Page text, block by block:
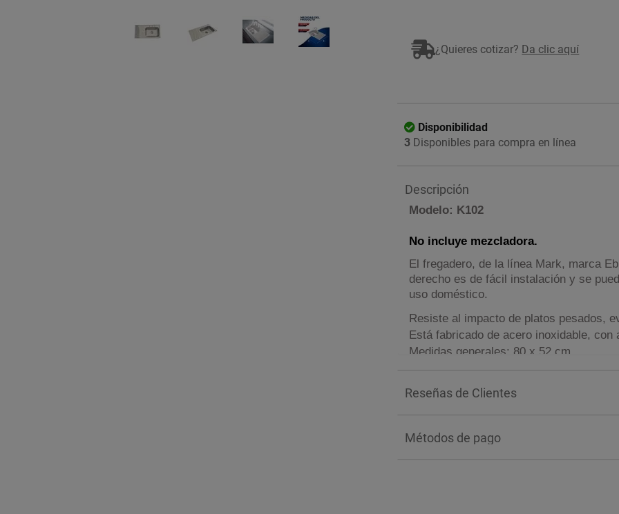
¿Quieres cotizar? Da clic aquí
Disponibilidad
3 Disponibles para compra en línea
Descripción
Modelo: K102
No incluye mezcladora.
El fregadero, de la línea Mark, marca
derecho es de fácil instalación y se
uso doméstico.
Resiste al impacto de platos pesados,
Está fabricado de acero inoxidable,
Medidas generales: 80 x 52 cm.
Medidas de la tina: 41 x 36 cm.
*NOTA: El color de los productos
Reseñas de Clientes
Métodos de pago